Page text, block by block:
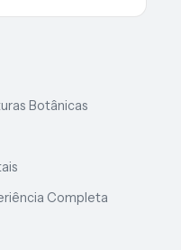
Botânicas
Completa